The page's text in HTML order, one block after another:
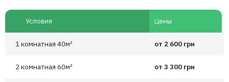
Условия Цены
1 комнатная 40м² от 2 600 грн
2 комнатная 60м² от 3 300 грн